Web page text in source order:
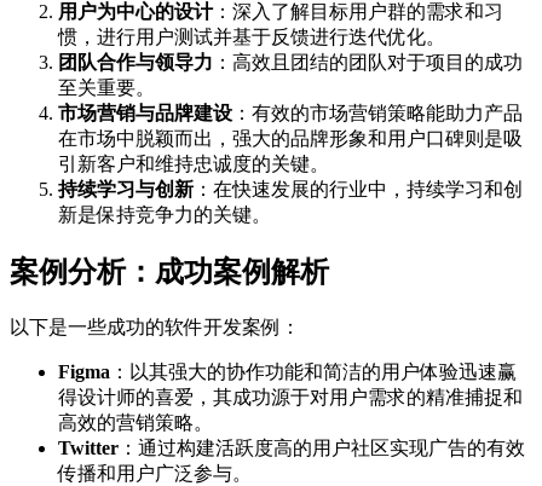
用户为中心的设计：深入了解目标用户群的需求和习
惯，进行用户测试并基于反馈进行迭代优化。
团队合作与领导力 ：高效且团结的团队对于项目的成功
至关重要。
市场营销与品牌建设 ：有效的市场营销策略能助力产品
在市场中脱颖而出，强大的品牌形象和用户口碑则是吸
引新客户和维持忠诚度的关键。
持续学习与创新 ：在快速发展的行业中，持续学习和创
新是保持竞争力的关键。
案例分析：成功案例解析
以下是一些成功的软件开发案例：
Figma ：以其强大的协作功能和简洁的用户体验迅速赢
得设计师的喜爱，其成功源于对用户需求的精准捕捉和
高效的营销策略。
Twitter ：通过构建活跃度高的用户社区实现广告的有效
传播和用户广泛参与。